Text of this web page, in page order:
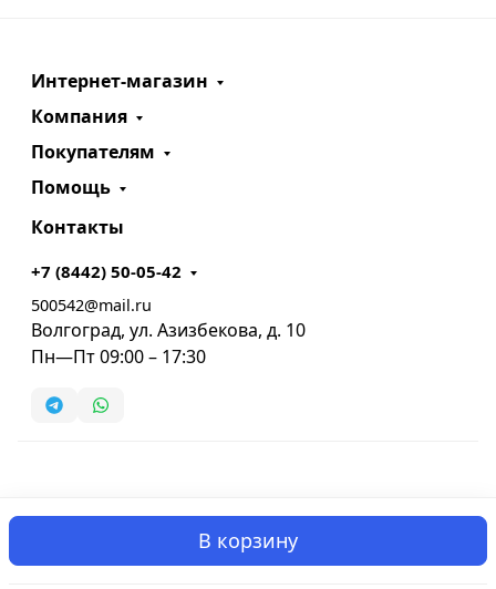
В корзину
Интернет-магазин
Компания
Покупателям
Помощь
Контакты
+7 (8442) 50-05-42
500542@mail.ru
Волгоград, ул. Азизбекова, д. 10
Пн—Пт 09:00 – 17:30